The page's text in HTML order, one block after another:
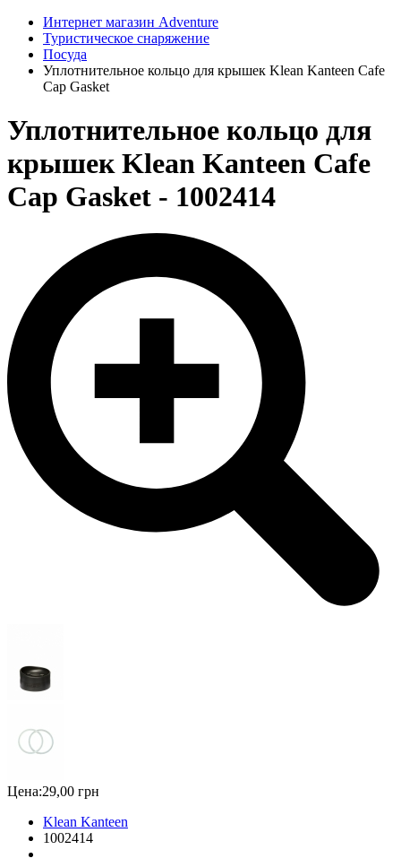
Интернет магазин Adventure
Туристическое снаряжение
Посуда
Уплотнительное кольцо для крышек Klean Kanteen Cafe
Cap Gasket
Уплотнительное кольцо для
крышек Klean Kanteen Cafe
Cap Gasket - 1002414
Цена:29,00 грн
Klean Kanteen
1002414